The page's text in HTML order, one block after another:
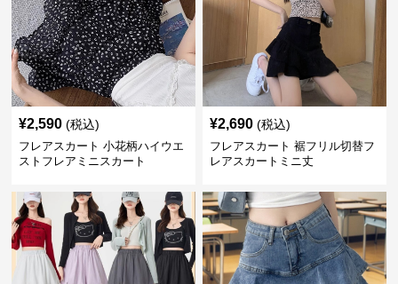
¥2,590 (税込)
フレアスカート 小花柄ハイウエ
ストフレアミニスカート
¥2,690 (税込)
フレアスカート 裾フリル切替フ
レアスカートミニ丈